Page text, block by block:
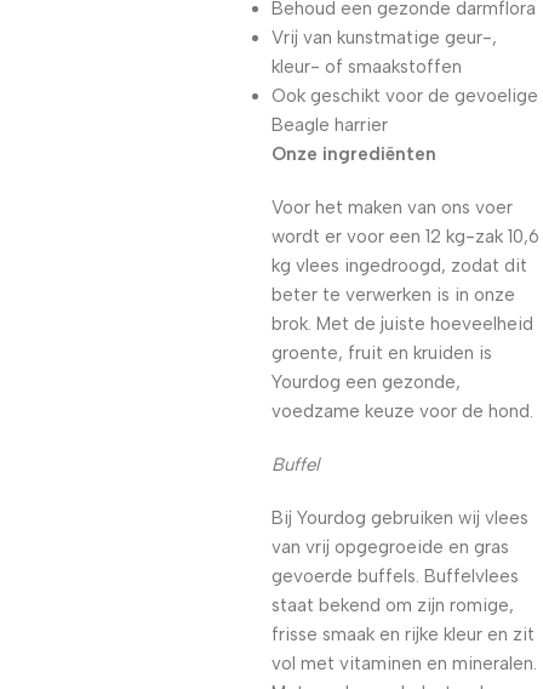
Behoud een gezonde darmflora
Vrij van kunstmatige geur-,
kleur- of smaakstoffen
Ook geschikt voor de gevoelige
Beagle harrier
Onze ingrediënten
Voor het maken van ons voer
wordt er voor een 12 kg-zak 10,6
kg vlees ingedroogd, zodat dit
beter te verwerken is in onze
brok. Met de juiste hoeveelheid
groente, fruit en kruiden is
Yourdog een gezonde,
voedzame keuze voor de hond.
Buffel
Bij Yourdog gebruiken wij vlees
van vrij opgegroeide en gras
gevoerde buffels. Buffelvlees
staat bekend om zijn romige,
frisse smaak en rijke kleur en zit
vol met vitaminen en mineralen.